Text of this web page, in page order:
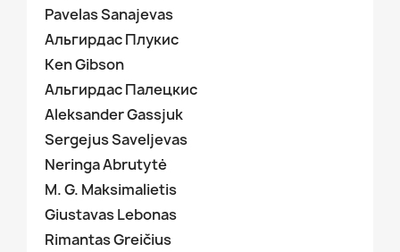
Pavelas Sanajevas
Альгирдас Плукис
Ken Gibson
Альгирдас Палецкис
Aleksander Gassjuk
Sergejus Saveljevas
Neringa Abrutytė
M. G. Maksimalietis
Giustavas Lebonas
Rimantas Greičius